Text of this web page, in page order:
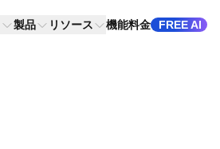
製品 リソース 機能料金 FREE AI